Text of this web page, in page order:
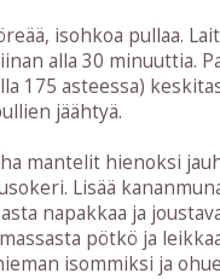
isohkoa pullaa.
alla 30 minuuttia.
175 asteessa)
jäähtyä.
mantelit hienoksi
Lisää
napakkaa ja
pötkö ja
isommiksi ja